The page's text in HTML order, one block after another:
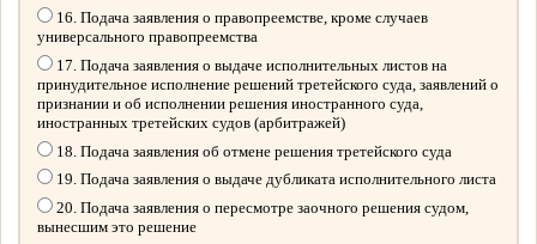
16. Подача заявления о правопреемстве, кроме случаев
универсального правопреемства
17. Подача заявления о выдаче исполнительных листов на
принудительное исполнение решений третейского суда, заявлений о
признании и об исполнении решения иностранного суда,
иностранных третейских судов (арбитражей)
18. Подача заявления об отмене решения третейского суда
19. Подача заявления о выдаче дубликата исполнительного листа
20. Подача заявления о пересмотре заочного решения судом,
вынесшим это решение